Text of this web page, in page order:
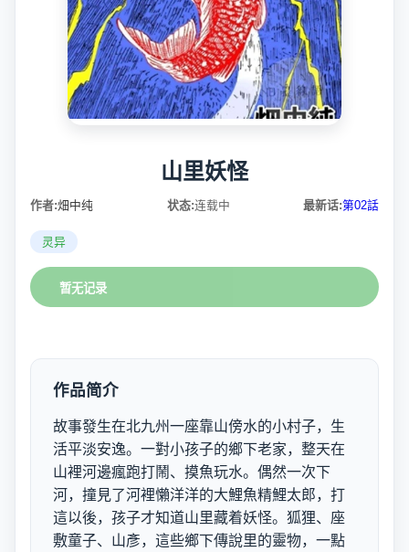
山里妖怪
作者:畑中纯 状态:连载中 最新话:第02話
灵异
暂无记录
作品简介
故事發生在北九州一座靠山傍水的小村子，生
活平淡安逸。一對小孩子的鄉下老家，整天在
山裡河邊瘋跑打鬧、摸魚玩水。偶然一次下
河，撞見了河裡懶洋洋的大鯉魚精鯉太郎，打
這以後，孩子才知道山里藏着妖怪。狐狸、座
敷童子、山彥，這些鄉下傳說里的靈物，一點